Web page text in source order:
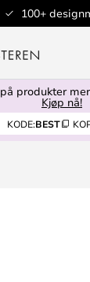
100+
på produkter
Kjøp nå!
KODE:BEST